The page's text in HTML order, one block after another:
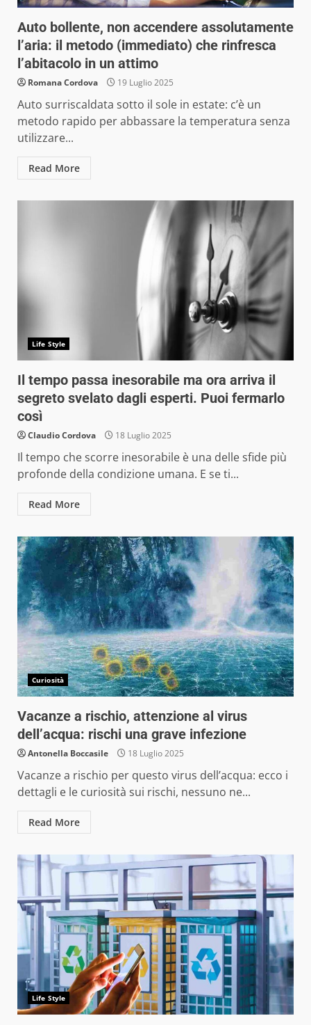
Auto bollente, non accendere assolutamente
l’aria: il metodo (immediato) che rinfresca
l’abitacolo in un attimo
Romana Cordova 19 Luglio 2025
Auto surriscaldata sotto il sole in estate: c’è un
metodo rapido per abbassare la temperatura senza
utilizzare...
Read More
Life Style
Il tempo passa inesorabile ma ora arriva il
segreto svelato dagli esperti. Puoi fermarlo
così
Claudio Cordova 18 Luglio 2025
Il tempo che scorre inesorabile è una delle sfide più
profonde della condizione umana. E se ti...
Read More
Curiosità
Vacanze a rischio, attenzione al virus
dell’acqua: rischi una grave infezione
Antonella Boccasile 18 Luglio 2025
Vacanze a rischio per questo virus dell’acqua: ecco i
dettagli e le curiosità sui rischi, nessuno ne...
Read More
Life Style